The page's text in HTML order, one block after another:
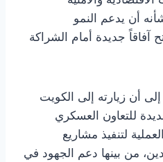
أن يدعم النمو
آفاقاً جديدة أمام الشراكة
أن زيارته إلى الكويت
للتعاون العسكري
لتنفيذ مشاريع
من بينها دعم الجهود في